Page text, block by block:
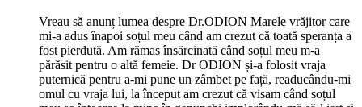
Vreau să anunț lumea despre Dr.ODION Marele vrăjitor care
mi-a adus înapoi soțul meu când am crezut că toată speranța a
fost pierdută. Am rămas însărcinată când soțul meu m-a
părăsit pentru o altă femeie. Dr ODION și-a folosit vraja
puternică pentru a-mi pune un zâmbet pe față, readucându-mi
omul cu vraja lui, la început am crezut că visam când soțul